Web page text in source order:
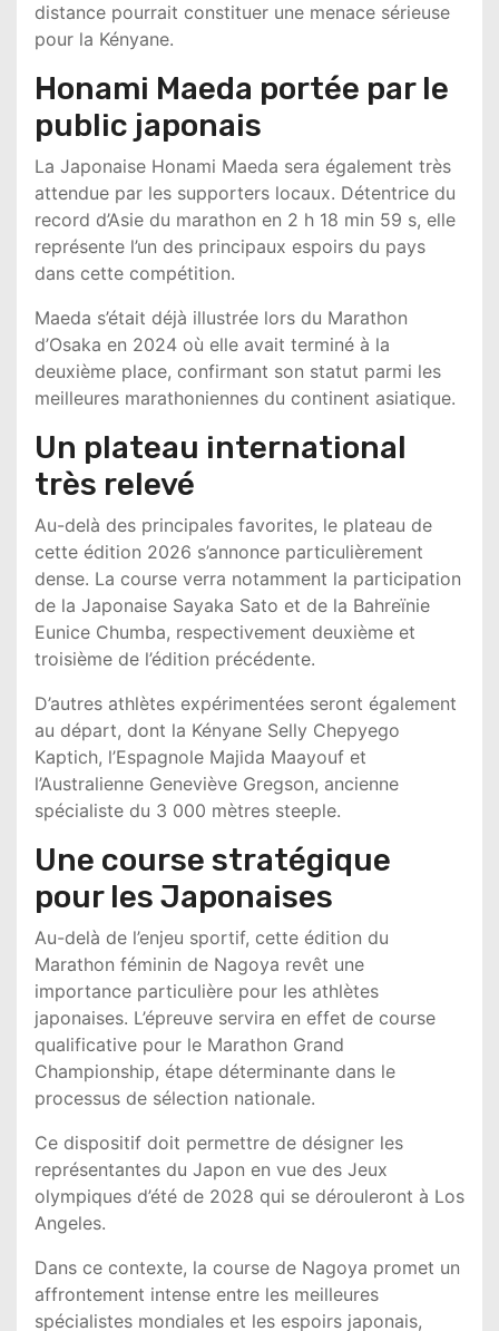
distance pourrait constituer une menace sérieuse
pour la Kényane.
Honami Maeda portée par le
public japonais
La Japonaise Honami Maeda sera également très
attendue par les supporters locaux. Détentrice du
record d’Asie du marathon en 2 h 18 min 59 s, elle
représente l’un des principaux espoirs du pays
dans cette compétition.
Maeda s’était déjà illustrée lors du Marathon
d’Osaka en 2024 où elle avait terminé à la
deuxième place, confirmant son statut parmi les
meilleures marathoniennes du continent asiatique.
Un plateau international
très relevé
Au-delà des principales favorites, le plateau de
cette édition 2026 s’annonce particulièrement
dense. La course verra notamment la participation
de la Japonaise Sayaka Sato et de la Bahreïnie
Eunice Chumba, respectivement deuxième et
troisième de l’édition précédente.
D’autres athlètes expérimentées seront également
au départ, dont la Kényane Selly Chepyego
Kaptich, l’Espagnole Majida Maayouf et
l’Australienne Geneviève Gregson, ancienne
spécialiste du 3 000 mètres steeple.
Une course stratégique
pour les Japonaises
Au-delà de l’enjeu sportif, cette édition du
Marathon féminin de Nagoya revêt une
importance particulière pour les athlètes
japonaises. L’épreuve servira en effet de course
qualificative pour le Marathon Grand
Championship, étape déterminante dans le
processus de sélection nationale.
Ce dispositif doit permettre de désigner les
représentantes du Japon en vue des Jeux
olympiques d’été de 2028 qui se dérouleront à Los
Angeles.
Dans ce contexte, la course de Nagoya promet un
affrontement intense entre les meilleures
spécialistes mondiales et les espoirs japonais,